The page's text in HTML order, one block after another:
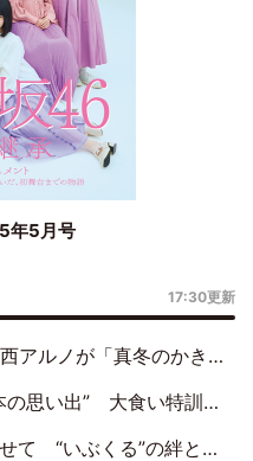
年5月号
17:30更新
！ 因縁の裏にあるのは、逆境をともに“凌”ぐ似た者同士の絆
護霊企画・制服グラビア…盛りだくさんの裏話
る”の絆と後輩・龍頭綺音の決意